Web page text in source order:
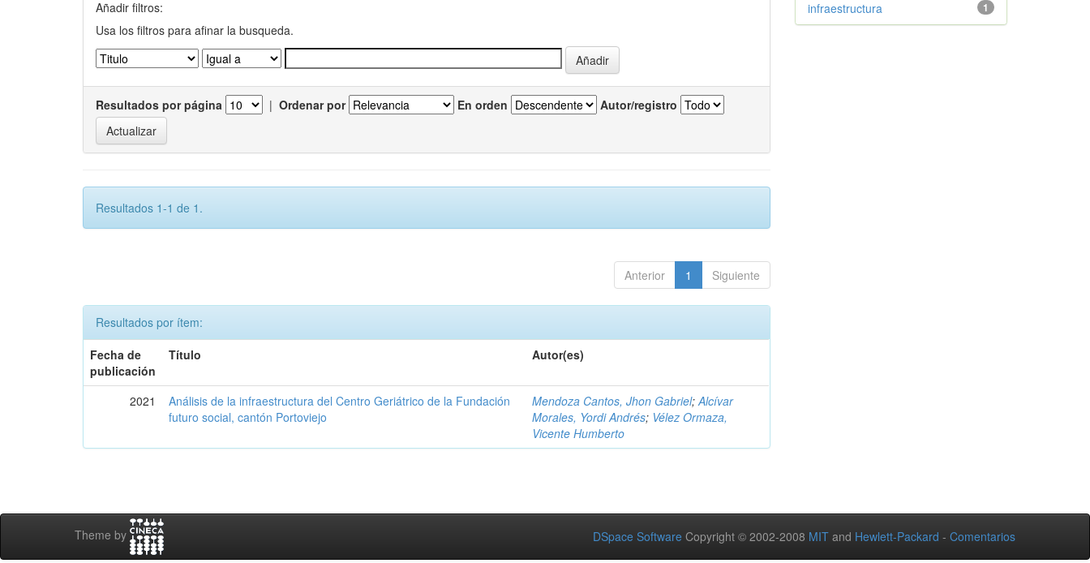
Añadir filtros:
Usa los filtros para afinar la busqueda.
Resultados por página | Ordenar por En orden Autor/registro
Resultados 1-1 de 1.
Anterior 1 Siguiente
Resultados por ítem:
Fecha de
publicación
Título Autor(es)
2021
Análisis de la infraestructura del Centro Geriátrico de la Fundación
futuro social, cantón Portoviejo
Mendoza Cantos, Jhon Gabriel;Alcívar
Morales, Yordi Andrés; Vélez Ormaza,
Vicente Humberto
1
infraestructura
Theme by DSpace Software Copyright © 2002-2008 MIT and Hewlett-Packard - Comentarios